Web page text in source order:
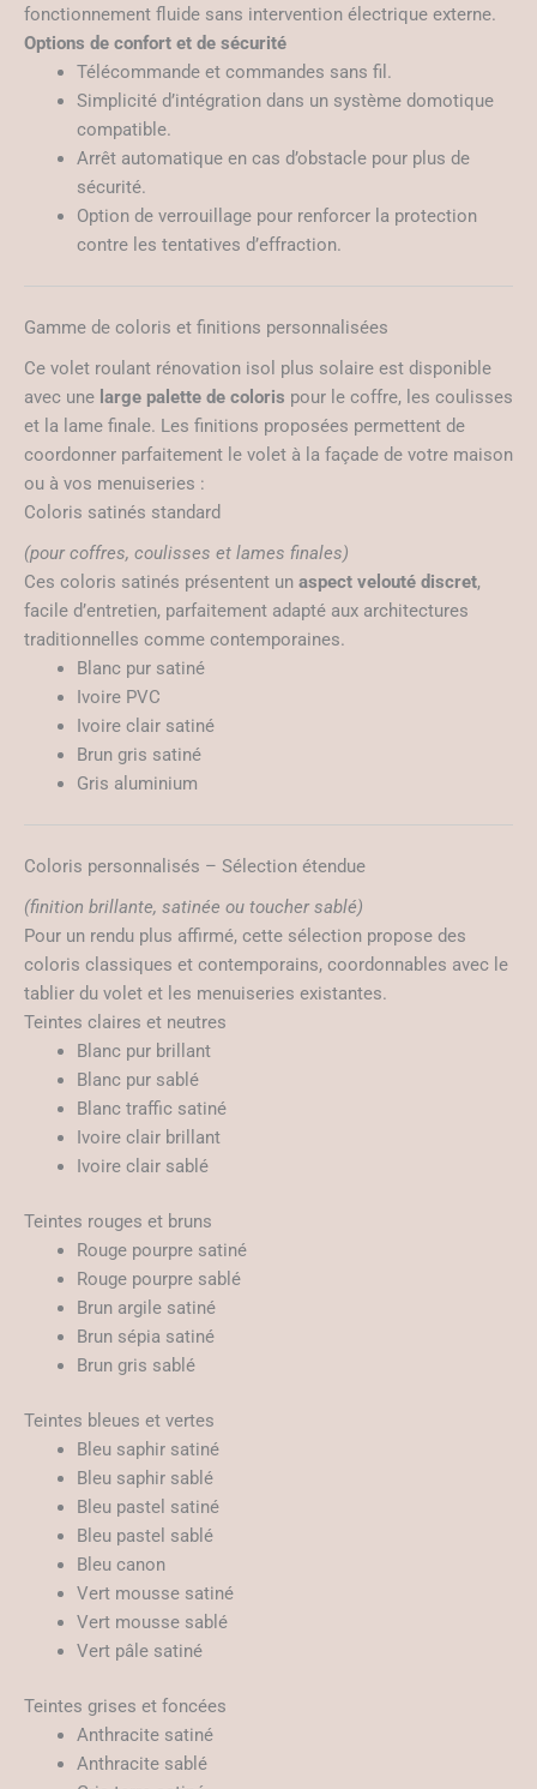
fonctionnement fluide sans intervention électrique externe.
Options de confort et de sécurité
Télécommande et commandes sans fil.
Simplicité d’intégration dans un système domotique
compatible.
Arrêt automatique en cas d’obstacle pour plus de
sécurité.
Option de verrouillage pour renforcer la protection
contre les tentatives d’effraction.
Gamme de coloris et finitions personnalisées
Ce volet roulant rénovation isol plus solaire est disponible
avec une large palette de coloris pour le coffre, les coulisses
et la lame finale. Les finitions proposées permettent de
coordonner parfaitement le volet à la façade de votre maison
ou à vos menuiseries :
Coloris satinés standard
(pour coffres, coulisses et lames finales)
Ces coloris satinés présentent un aspect velouté discret,
facile d’entretien, parfaitement adapté aux architectures
traditionnelles comme contemporaines.
Blanc pur satiné
Ivoire PVC
Ivoire clair satiné
Brun gris satiné
Gris aluminium
Coloris personnalisés – Sélection étendue
(finition brillante, satinée ou toucher sablé)
Pour un rendu plus affirmé, cette sélection propose des
coloris classiques et contemporains, coordonnables avec le
tablier du volet et les menuiseries existantes.
Teintes claires et neutres
Blanc pur brillant
Blanc pur sablé
Blanc traffic satiné
Ivoire clair brillant
Ivoire clair sablé
Teintes rouges et bruns
Rouge pourpre satiné
Rouge pourpre sablé
Brun argile satiné
Brun sépia satiné
Brun gris sablé
Teintes bleues et vertes
Bleu saphir satiné
Bleu saphir sablé
Bleu pastel satiné
Bleu pastel sablé
Bleu canon
Vert mousse satiné
Vert mousse sablé
Vert pâle satiné
Teintes grises et foncées
Anthracite satiné
Anthracite sablé